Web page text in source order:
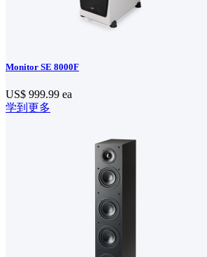
Monitor SE 8000F
US$ 999.99 ea
学到更多